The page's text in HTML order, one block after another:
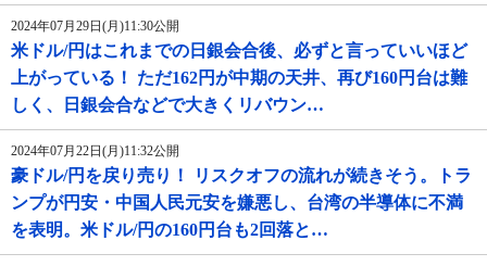
2024年07月29日(月)11:30公開
米ドル/円はこれまでの日銀会合後、必ずと言っていいほど
上がっている！ ただ162円が中期の天井、再び160円台は難
しく、日銀会合などで大きくリバウン…
2024年07月22日(月)11:32公開
豪ドル/円を戻り売り！ リスクオフの流れが続きそう。トラ
ンプが円安・中国人民元安を嫌悪し、台湾の半導体に不満
を表明。米ドル/円の160円台も2回落と…